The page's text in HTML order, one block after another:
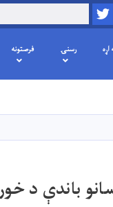
Twitter
لټون
رسنۍ فرصتونه
مستحقو کسانو